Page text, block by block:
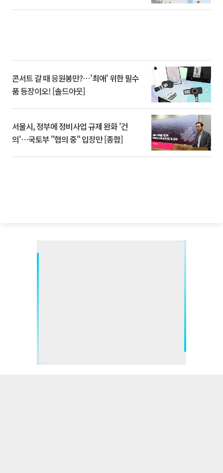
콘서트 갈 때 응원봉만?⋯'최애' 위한 필수
품 등장이오! [솔드아웃]
서울시, 정부에 정비사업 규제 완화 '건
의'⋯국토부 "협의 중" 입장만 [종합]